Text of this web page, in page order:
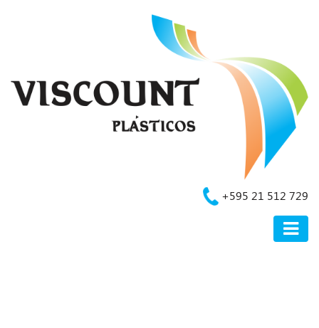
+595 21 512 729